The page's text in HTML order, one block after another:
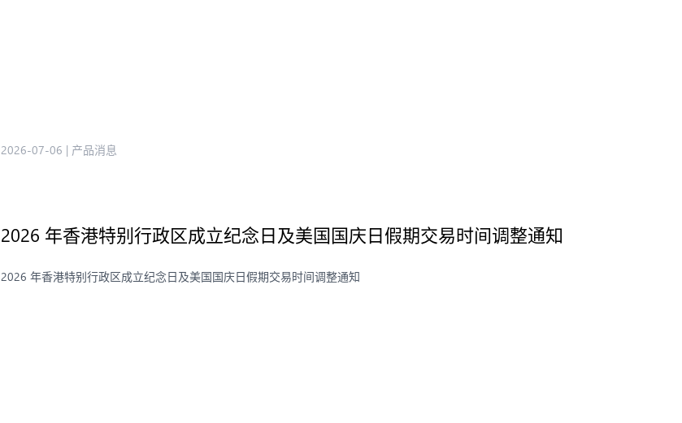
2026-07-06 | 产品消息
2026 年香港特别行政区成立纪念日及美国国庆日假期交易时间调整通知
2026 年香港特别行政区成立纪念日及美国国庆日假期交易时间调整通知